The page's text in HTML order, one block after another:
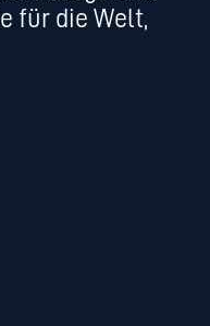
für die Welt,